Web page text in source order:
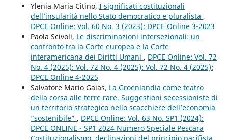
Ylenia Maria Citino, I significati costituzionali
dell’insularità nello Stato democratico e pluralista ,
DPCE Online: Vol. 60 No. 3 (2023): DPCE Online 3-2023
Paola Scivoli, Le discriminazioni intersezionali: un
confronto tra la Corte europea e la Corte
interamericana dei Diritti Umani , DPCE Online: Vol. 72
No. 4 (2025): Vol. 72 No. 4 (2025): Vol. 72 No. 4 (2025):
DPCE Online 4-2025
Salvatore Mario Gaias, La Groenlandia come teatro
della corsa alle terre rare. Suggestioni secessioniste di
un territorio strategico nello scacchiere dell’economia
“sostenibile” , DPCE Online: Vol. 63 No. SP1 (2024):
DPCE ONLINE - SP1 2024 Numero Speciale Pescara